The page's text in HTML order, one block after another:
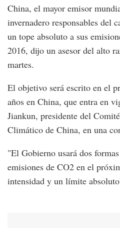
China, el mayor emisor
invernadero responsables del
un tope absoluto a sus
2016, dijo un asesor del alto
martes.
El objetivo será escrito en el
años en China, que entra en
Jiankun, presidente del
Climático de China, en una
"El Gobierno usará dos
emisiones de CO2 en el
intensidad y un límite